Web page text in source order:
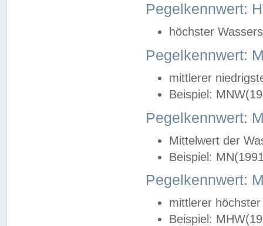
Pegelkennwert:
höchster
Pegelkennwert:
mittlerer
Beispiel:
Pegelkennwert:
Mittelwert der
Beispiel:
Pegelkennwert:
mittlerer
Beispiel: